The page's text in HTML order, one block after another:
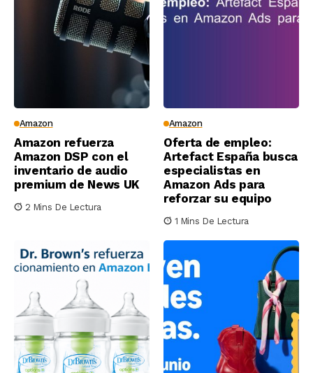
Amazon
Amazon refuerza
Amazon DSP con el
inventario de audio
premium de News UK
2 Mins De Lectura
Amazon
Oferta de empleo:
Artefact España busca
especialistas en
Amazon Ads para
reforzar su equipo
1 Mins De Lectura